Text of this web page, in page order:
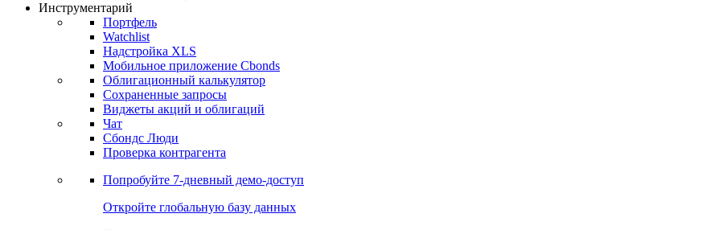
Откройте глобальную базу данных
Получить доступ
Инструментарий
Портфель
Watchlist
Надстройка XLS
Мобильное приложение Cbonds
Облигационный калькулятор
Сохраненные запросы
Виджеты акций и облигаций
Чат
Сбондс Люди
Проверка контрагента